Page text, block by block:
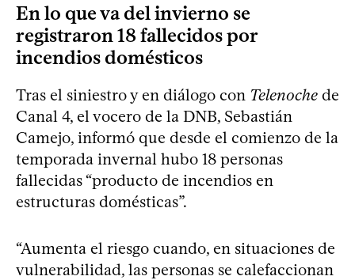
En lo que va del invierno se
registraron 18 fallecidos por
incendios domésticos
Tras el siniestro y en diálogo con Telenoche de
Canal 4, el vocero de la DNB, Sebastián
Camejo, informó que desde el comienzo de la
temporada invernal hubo 18 personas
fallecidas “producto de incendios en
estructuras domésticas”.
“Aumenta el riesgo cuando, en situaciones de
vulnerabilidad, las personas se calefaccionan